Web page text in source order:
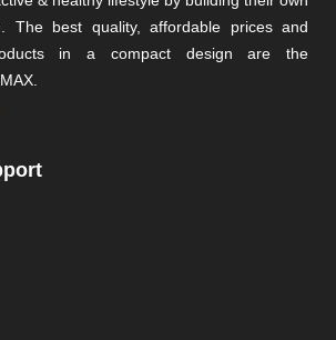
The best quality, affordable prices and
in a compact design are the